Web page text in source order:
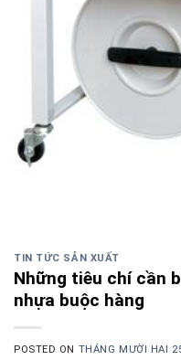
TIN TỨC SẢN XUẤT
Những tiêu chí cần
nhựa buộc hàng
POSTED ON THÁNG MƯỜI HAI